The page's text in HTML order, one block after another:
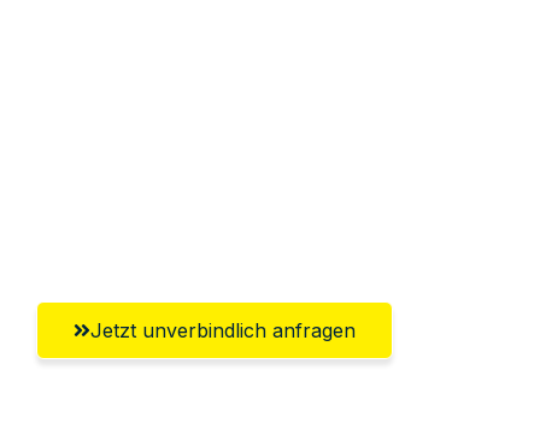
Jetzt unverbindlich anfragen